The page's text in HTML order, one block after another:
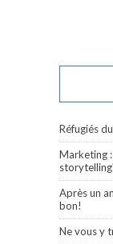
Réfugiés
Marketing
Après un
bon!
Ne vous y